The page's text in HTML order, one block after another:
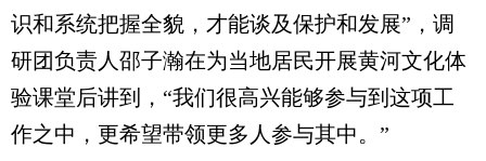
识和系统把握全貌，才能谈及保护和发展”，调
研团负责人邵子瀚在为当地居民开展黄河文化体
验课堂后讲到，“我们很高兴能够参与到这项工
作之中，更希望带领更多人参与其中。”